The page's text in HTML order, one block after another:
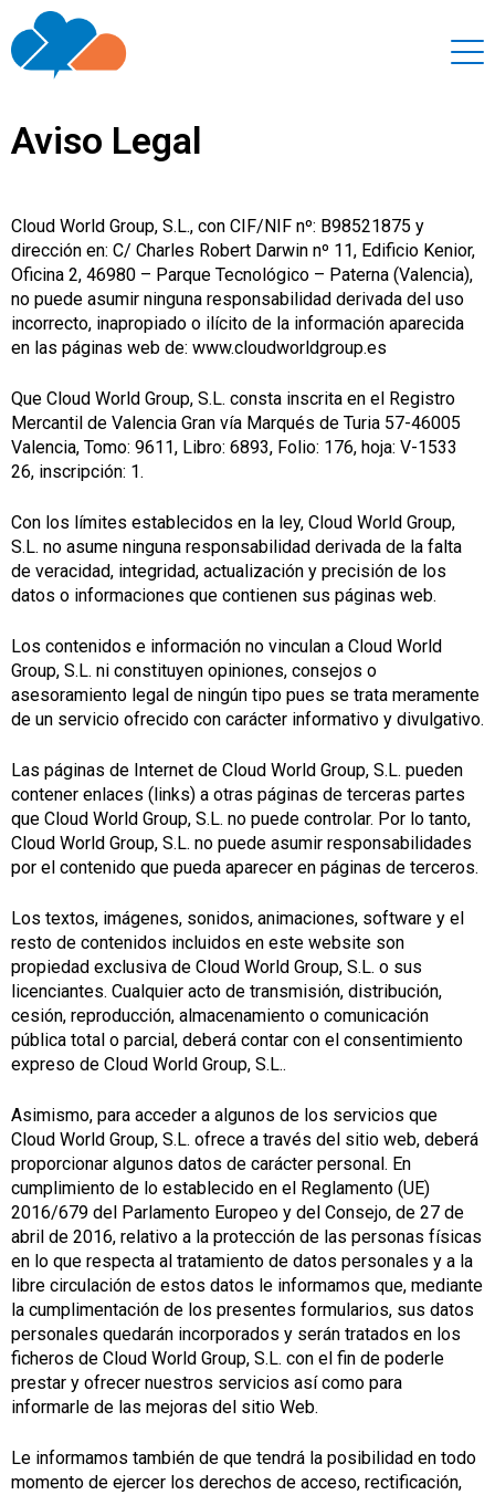
Aviso Legal
Cloud World Group, S.L., con CIF/NIF nº: B98521875 y
dirección en: C/ Charles Robert Darwin nº 11, Edificio Kenior,
Oficina 2, 46980 – Parque Tecnológico – Paterna (Valencia),
no puede asumir ninguna responsabilidad derivada del uso
incorrecto, inapropiado o ilícito de la información aparecida
en las páginas web de: www.cloudworldgroup.es
Que Cloud World Group, S.L. consta inscrita en el Registro
Mercantil de Valencia Gran vía Marqués de Turia 57-46005
Valencia, Tomo: 9611, Libro: 6893, Folio: 176, hoja: V-1533
26, inscripción: 1.
Con los límites establecidos en la ley, Cloud World Group,
S.L. no asume ninguna responsabilidad derivada de la falta
de veracidad, integridad, actualización y precisión de los
datos o informaciones que contienen sus páginas web.
Los contenidos e información no vinculan a Cloud World
Group, S.L. ni constituyen opiniones, consejos o
asesoramiento legal de ningún tipo pues se trata meramente
de un servicio ofrecido con carácter informativo y divulgativo.
Las páginas de Internet de Cloud World Group, S.L. pueden
contener enlaces (links) a otras páginas de terceras partes
que Cloud World Group, S.L. no puede controlar. Por lo tanto,
Cloud World Group, S.L. no puede asumir responsabilidades
por el contenido que pueda aparecer en páginas de terceros.
Los textos, imágenes, sonidos, animaciones, software y el
resto de contenidos incluidos en este website son
propiedad exclusiva de Cloud World Group, S.L. o sus
licenciantes. Cualquier acto de transmisión, distribución,
cesión, reproducción, almacenamiento o comunicación
pública total o parcial, deberá contar con el consentimiento
expreso de Cloud World Group, S.L..
Asimismo, para acceder a algunos de los servicios que
Cloud World Group, S.L. ofrece a través del sitio web, deberá
proporcionar algunos datos de carácter personal. En
cumplimiento de lo establecido en el Reglamento (UE)
2016/679 del Parlamento Europeo y del Consejo, de 27 de
abril de 2016, relativo a la protección de las personas físicas
en lo que respecta al tratamiento de datos personales y a la
libre circulación de estos datos le informamos que, mediante
la cumplimentación de los presentes formularios, sus datos
personales quedarán incorporados y serán tratados en los
ficheros de Cloud World Group, S.L. con el fin de poderle
prestar y ofrecer nuestros servicios así como para
informarle de las mejoras del sitio Web.
Le informamos también de que tendrá la posibilidad en todo
momento de ejercer los derechos de acceso, rectificación,